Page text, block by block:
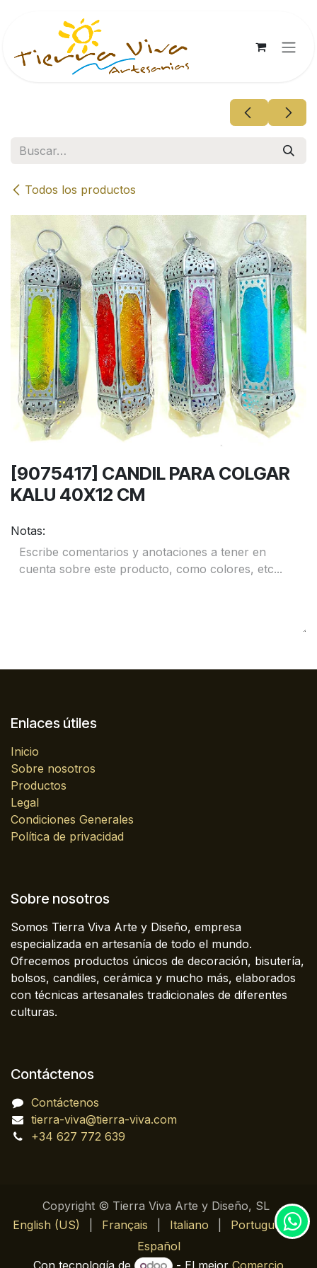
Todos los productos
[9075417] CANDIL PARA COLGAR
KALU 40X12 CM
Notas:
Enlaces útiles
Inicio
Sobre nosotros
Productos
Legal
Condiciones Generales
Política de privacidad
Sobre nosotros
Somos Tierra Viva Arte y Diseño, empresa
especializada en artesanía de todo el mundo.
Ofrecemos productos únicos de decoración, bisutería,
bolsos, candiles, cerámica y mucho más, elaborados
con técnicas artesanales tradicionales de diferentes
culturas.
Contáctenos
Contáctenos
tierra-viva@tierra-viva.com
+34 627 772 639
Copyright © Tierra Viva Arte y Diseño, SL
English (US)
Français Italiano Português
|
Español
Con tecnología de
- El mejorComercio